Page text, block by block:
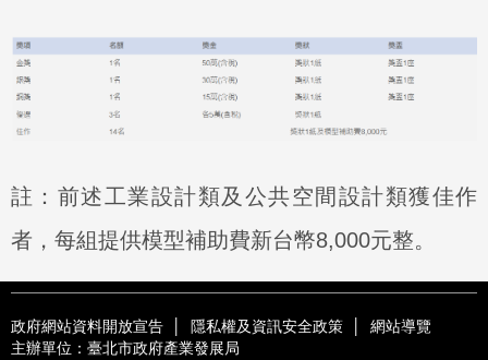
註：前述工業設計類及公共空間設計類獲佳作
者，每組提供模型補助費新台幣8,000元整。
政府網站資料開放宣告 隱私權及資訊安全政策
網站導覽
主辦單位：臺北市政府產業發展局